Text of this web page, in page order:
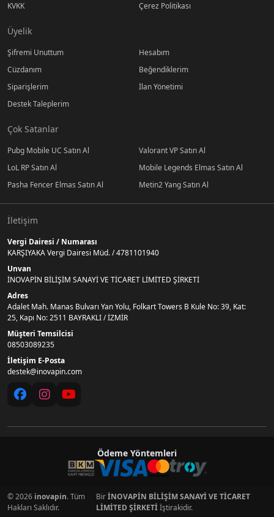
KVKK
Çerez Politikası
Üyelik
Şifremi Unuttum
Hesabım
Cüzdanım
Beğendiklerim
Siparişlerim
İlan Yönetimi
Destek Taleplerim
Çok Satanlar
Pubg Mobile UC Satın Al
Valorant VP Satın Al
LoL RP Satın Al
Mobile Legends Elmas Satın Al
Pasha Fencer Elmas Satın Al
Metin2 Yang Satın Al
İletişim
Vergi Dairesi / Numarası
KARŞIYAKA Vergi Dairesi Müd. / 4781101940
Unvan
İNOVAPİN BİLİŞİM SANAYİ VE TİCARET LİMİTED ŞİRKETİ
Adres
Adalet Mah. Manas Bulvarı Yan Yolu, Folkart Towers B Kule No: 39, Kat:
25, Kapı No: 2511 BAYRAKLI / İZMİR
Müşteri Temsilcisi
08503089235
İletişim E-Posta
destek@inovapin.com
Ödeme Yöntemleri
© 2026 inovapin. Tüm
Hakları Saklıdır.
BirİNOVAPİN BİLİŞİM SANAYİ VE TİCARET
LİMİTED ŞİRKETİİştirakidir.